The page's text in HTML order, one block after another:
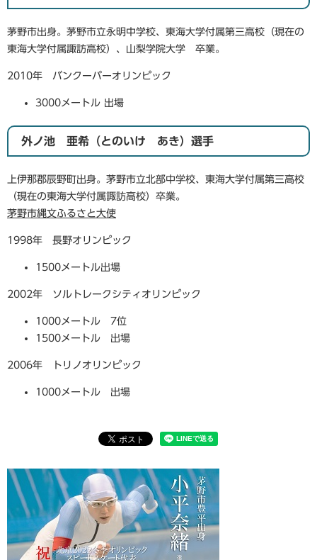
茅野市出身。茅野市立永明中学校、東海大学付属第三高校（現在の
東海大学付属諏訪高校）、山梨学院大学 卒業。
2010年 バンクーバーオリンピック
3000メートル 出場
外ノ池 亜希（とのいけ あき）選手
上伊那郡辰野町出身。茅野市立北部中学校、東海大学付属第三高校
（現在の東海大学付属諏訪高校）卒業。
茅野市縄文ふるさと大使
1998年 長野オリンピック
1500メートル出場
2002年 ソルトレークシティオリンピック
1000メートル 7位
1500メートル 出場
2006年 トリノオリンピック
1000メートル 出場